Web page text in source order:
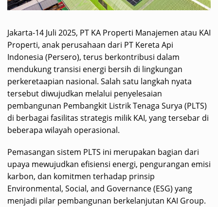
Jakarta-14 Juli 2025, PT KA Properti Manajemen atau KAI
Properti, anak perusahaan dari PT Kereta Api
Indonesia (Persero), terus berkontribusi dalam
mendukung transisi energi bersih di lingkungan
perkeretaapian nasional. Salah satu langkah nyata
tersebut diwujudkan melalui penyelesaian
pembangunan Pembangkit Listrik Tenaga Surya (PLTS)
di berbagai fasilitas strategis milik KAI, yang tersebar di
beberapa wilayah operasional.
Pemasangan sistem PLTS ini merupakan bagian dari
upaya mewujudkan efisiensi energi, pengurangan emisi
karbon, dan komitmen terhadap prinsip
Environmental, Social, and Governance (ESG) yang
menjadi pilar pembangunan berkelanjutan KAI Group.